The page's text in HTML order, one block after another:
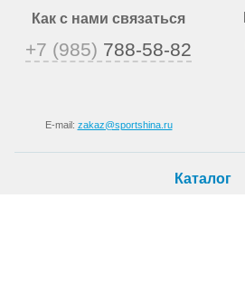
Как с нами связаться
+7 (985) 788-58-82
E-mail: zakaz@sportshina.ru
Каталог